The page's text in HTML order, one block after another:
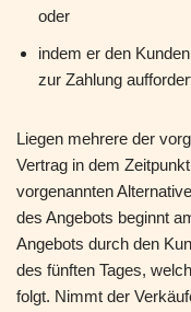
oder
indem er den
zur Zahlung
Liegen mehrere der
Vertrag in dem
vorgenannten
des Angebots beginnt
Angebots durch den
des fünften Tages,
folgt. Nimmt der